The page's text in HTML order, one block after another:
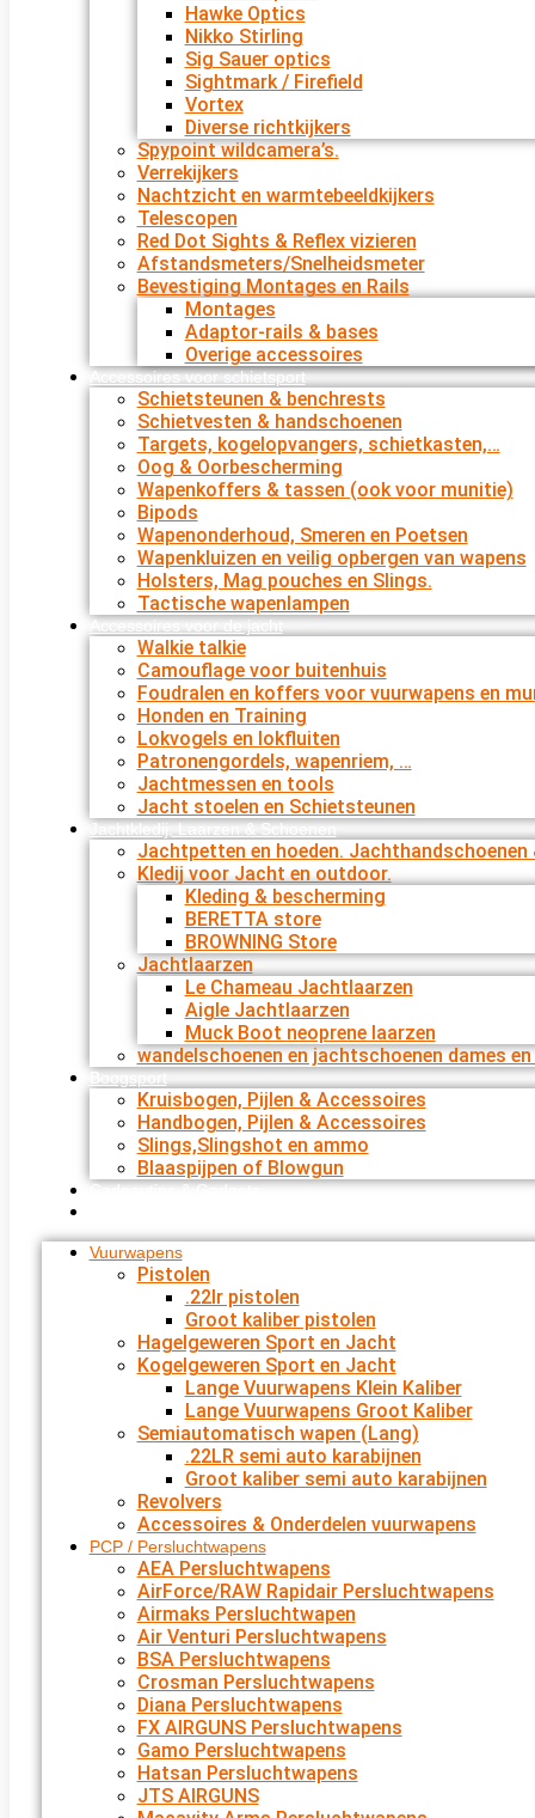
Hawke Optics
Nikko Stirling
Sig Sauer optics
Sightmark / Firefield
Vortex
Diverse richtkijkers
Spypoint wildcamera’s.
Verrekijkers
Nachtzicht en warmtebeeldkijkers
Telescopen
Red Dot Sights & Reflex vizieren
Afstandsmeters/Snelheidsmeter
Bevestiging Montages en Rails
Montages
Adaptor-rails & bases
Overige accessoires
Accessoires voor schietsport
Schietsteunen & benchrests
Schietvesten & handschoenen
Targets, kogelopvangers, schietkasten,…
Oog & Oorbescherming
Wapenkoffers & tassen (ook voor munitie)
Bipods
Wapenonderhoud, Smeren en Poetsen
Wapenkluizen en veilig opbergen van wapens
Holsters, Mag pouches en Slings.
Tactische wapenlampen
Accessoires voor de jacht
Walkie talkie
Camouflage voor buitenhuis
Foudralen en koffers voor vuurwapens en
Honden en Training
Lokvogels en lokfluiten
Patronengordels, wapenriem, …
Jachtmessen en tools
Jacht stoelen en Schietsteunen
Jachtkledij, Laarzen & Schoenen
Jachtpetten en hoeden.
Kledij voor Jacht en outdoor.
Kleding & bescherming
BERETTA store
BROWNING Store
Jachtlaarzen
Le Chameau Jachtlaarzen
Aigle Jachtlaarzen
Muck Boot neoprene laarzen
wandelschoenen en jachtschoenen dames en
Boogsport
Kruisbogen, Pijlen & Accessoires
Handbogen, Pijlen & Accessoires
Slings,Slingshot en ammo
Blaaspijpen of Blowgun
Cadeautips & Gadgets
Vuurwapens
Pistolen
.22lr pistolen
Groot kaliber pistolen
Hagelgeweren Sport en Jacht
Kogelgeweren Sport en Jacht
Lange Vuurwapens Klein Kaliber
Lange Vuurwapens Groot Kaliber
Semiautomatisch wapen (Lang)
.22LR semi auto karabijnen
Groot kaliber semi auto karabijnen
Revolvers
Accessoires & Onderdelen vuurwapens
PCP / Persluchtwapens
AEA Persluchtwapens
AirForce/RAW Rapidair Persluchtwapens
Airmaks Persluchtwapen
Air Venturi Persluchtwapens
BSA Persluchtwapens
Crosman Persluchtwapens
Diana Persluchtwapens
FX AIRGUNS Persluchtwapens
Gamo Persluchtwapens
Hatsan Persluchtwapens
JTS AIRGUNS